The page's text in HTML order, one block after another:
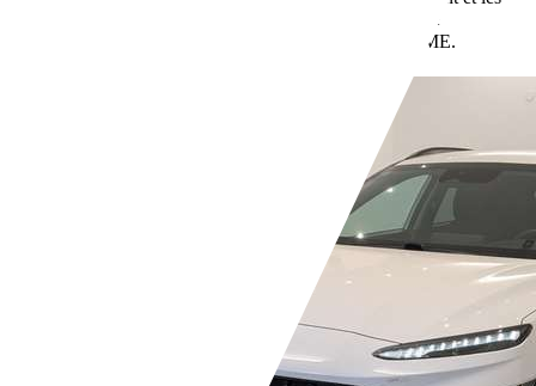
de l'ADEME.